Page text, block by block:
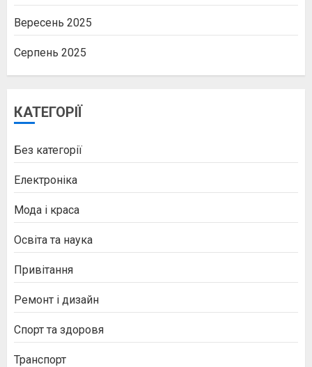
Вересень 2025
Серпень 2025
КАТЕГОРІЇ
Без категорії
Електроніка
Мода і краса
Освіта та наука
Привітання
Ремонт і дизайн
Спорт та здоровя
Транспорт